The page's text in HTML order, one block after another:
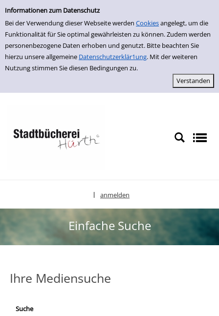
Einfache Suche
Informationen zum Datenschutz
Bei der Verwendung dieser Webseite werden Cookiesangelegt, um die
Funktionalität für Sie optimal gewährleisten zu können. Zudem werden
personenbezogene Daten erhoben und genutzt. Bitte beachten Sie
hierzu unsere allgemeine Datenschutzerklär1ung. Mit der weiteren
Nutzung stimmen Sie diesen Bedingungen zu.
zur Navigation springen
zum Inhalt springen
Zur Detailanzeige springen
anmelden
Einfache Suche
Ihre Mediensuche
Suche